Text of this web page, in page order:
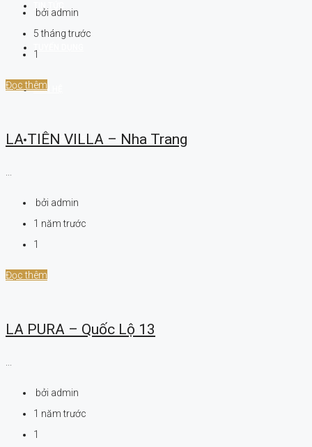
TIN TỨC
LIÊN HỆ
0901 222 525
bởi admin
5 tháng trước
1
Đọc thêm
LA TIÊN VILLA – Nha Trang
bởi admin
1 năm trước
1
Đọc thêm
LA PURA – Quốc Lộ 13
bởi admin
1 năm trước
1